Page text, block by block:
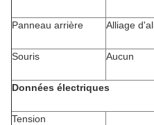
Panneau arrière Alliage
Souris Aucun
Données électriques
Tension